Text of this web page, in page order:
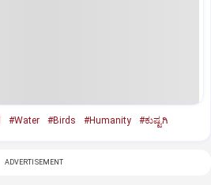
#Water #Birds #Humanity #ಕುಷ್ಟಗಿ
ADVERTISEMENT